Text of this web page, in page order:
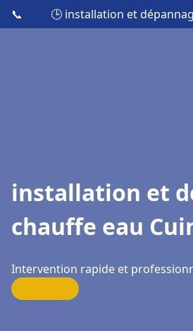
📞 🕒 installation et
installation et
chauffe eau
Intervention rapide et